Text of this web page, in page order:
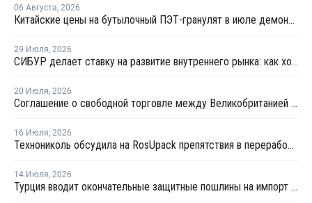
06 Августа, 2026
Китайские цены на бутылочный ПЭТ-гранулят в июле демонстрировали сильную волатильность
29 Июля, 2026
СИБУР делает ставку на развитие внутреннего рынка: как холдинг стимулирует спрос на полимеры в ритейле
20 Июля, 2026
Соглашение о свободной торговле между Великобританией и Индией вступило в силу
16 Июля, 2026
Технониколь обсудила на RosUpack препятствия в переработке ПЭТ
14 Июля, 2026
Турция вводит окончательные защитные пошлины на импорт ПЭТ-гранулята